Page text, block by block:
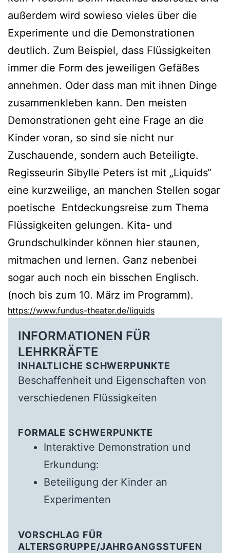
außerdem wird sowieso vieles über die
Experimente und die Demonstrationen
deutlich. Zum Beispiel, dass Flüssigkeiten
immer die Form des jeweiligen Gefäßes
annehmen. Oder dass man mit ihnen Dinge
zusammenkleben kann. Den meisten
Demonstrationen geht eine Frage an die
Kinder voran, so sind sie nicht nur
Zuschauende, sondern auch Beteiligte.
Regisseurin Sibylle Peters ist mit „Liquids“
eine kurzweilige, an manchen Stellen sogar
poetische Entdeckungsreise zum Thema
Flüssigkeiten gelungen. Kita- und
Grundschulkinder können hier staunen,
mitmachen und lernen. Ganz nebenbei
sogar auch noch ein bisschen Englisch.
(noch bis zum 10. März im Programm).
https://www.fundus-theater.de/liquids
INFORMATIONEN FÜR
LEHRKRÄFTE
INHALTLICHE SCHWERPUNKTE
Beschaffenheit und Eigenschaften von
verschiedenen Flüssigkeiten
FORMALE SCHWERPUNKTE
Interaktive Demonstration und
Erkundung:
Beteiligung der Kinder an
Experimenten
VORSCHLAG FÜR
ALTERSGRUPPE/JAHRGANGSSTUFEN